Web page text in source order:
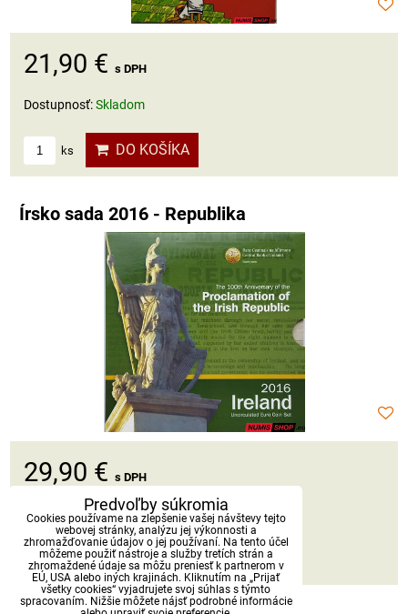
21,90 € s DPH
Dostupnosť:Skladom
ks DO KOŠÍKA
Írsko sada 2016 - Republika
29,90 € s DPH
Dostupnosť:Skladom
ks DO KOŠÍKA
Predvoľby súkromia
Cookies používame na zlepšenie vašej návštevy tejto
webovej stránky, analýzu jej výkonnosti a
zhromažďovanie údajov o jej používaní. Na tento účel
môžeme použiť nástroje a služby tretích strán a
zhromaždené údaje sa môžu preniesť k partnerom v
EÚ, USA alebo iných krajinách. Kliknutím na „Prijať
všetky cookies“ vyjadrujete svoj súhlas s týmto
spracovaním. Nižšie môžete nájsť podrobné informácie